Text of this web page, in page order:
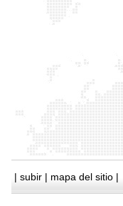
| subir | mapa del sitio |